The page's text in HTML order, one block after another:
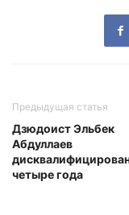
Предыдущая статья
Дзюдоист Эльбек
Абдуллаев
четыре года